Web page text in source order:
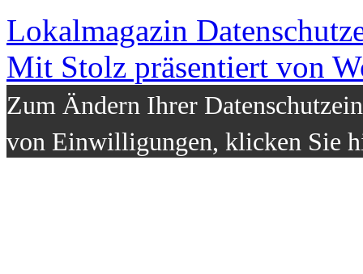
Lokalmagazin
Mit Stolz präsentiert von
Zum Ändern Ihrer
von Einwilligungen, klicken Sie